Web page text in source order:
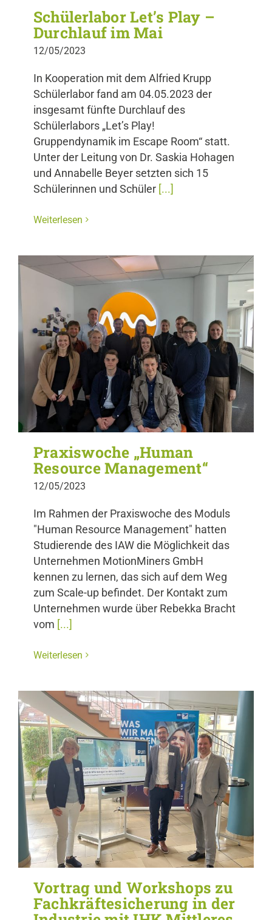
Schülerlabor Let’s Play –
Durchlauf im Mai
12/05/2023
In Kooperation mit dem Alfried Krupp
Schülerlabor fand am 04.05.2023 der
insgesamt fünfte Durchlauf des
Schülerlabors „Let’s Play!
Gruppendynamik im Escape Room“ statt.
Unter der Leitung von Dr. Saskia Hohagen
und Annabelle Beyer setzten sich 15
Schülerinnen und Schüler [...]
Weiterlesen
Praxiswoche „Human
Resource Management“
12/05/2023
Im Rahmen der Praxiswoche des Moduls
"Human Resource Management" hatten
Studierende des IAW die Möglichkeit das
Unternehmen MotionMiners GmbH
kennen zu lernen, das sich auf dem Weg
zum Scale-up befindet. Der Kontakt zum
Unternehmen wurde über Rebekka Bracht
vom [...]
Weiterlesen
Vortrag und Workshops zu
Fachkräftesicherung in der